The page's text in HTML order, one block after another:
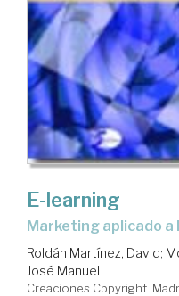
E-learning
marketing aplicado
Roldán Martínez, David;
José Manuel
Creaciones Cppyright.